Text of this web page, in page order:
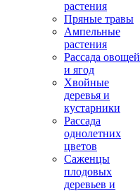
растения
Пряные травы
Ампельные
растения
Рассада овощей
и ягод
Хвойные
деревья и
кустарники
Рассада
однолетних
цветов
Саженцы
плодовых
деревьев и